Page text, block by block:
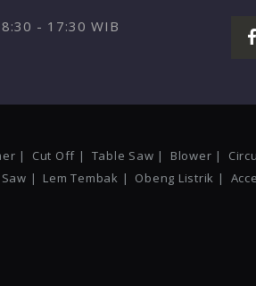
- 17:30 WIB
| Cut Off | Table Saw | Blower |
| Lem Tembak | Obeng Listrik |